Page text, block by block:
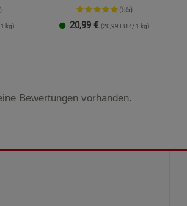
1 kg)
(55)
20,99 € (20,99 EUR / 1 kg)
Bewertungen vorhanden.